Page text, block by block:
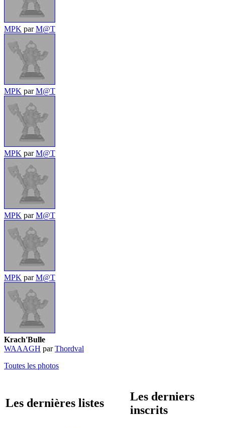
MPK parM@T
MPK parM@T
MPK parM@T
MPK parM@T
MPK parM@T
Krach'Bulle
WAAAGH parThordval
Toutes les photos
Les dernières listes
Les derniers
inscrits